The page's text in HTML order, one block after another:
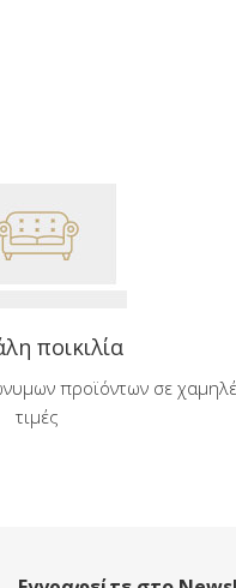
ποικιλία
προϊόντων σε
τιμές